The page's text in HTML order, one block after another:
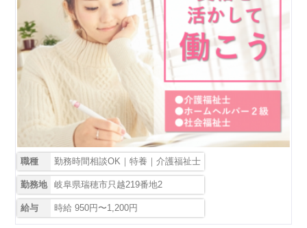
職種 勤務時間相談OK｜特養｜介護福祉士
勤務地 岐阜県瑞穂市只越219番地2
給与 時給 950円〜1,200円